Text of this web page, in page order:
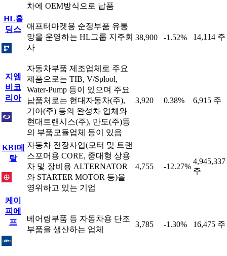
차에 OEM방식으로 납품
HL홀
딩스
애프터마켓용 순정부품 유통
망을 운영하는 HL그룹 지주회
사
38,900 -1.52% 14,114 주
지엠
비코
리아
자동차부품 제조업체로 주요
제품으로는 TIB, V/Splool,
Water-Pump 등이 있으며 주요
납품처로는 현대자동차(주),
기아(주) 등의 완성차 업체와
현대트랜시스(주), 만도(주)등
의 부품모듈업체 등이 있음
3,920 0.38% 6,915 주
KBI메
탈
자동차 전장사업(모터 및 트랜
스포머용 CORE, 중대형 상용
차 및 장비용 ALTERNATOR
와 STARTER MOTOR 등)을
영위하고 있는 기업
4,755 -12.27%
4,945,337
주
케이
피에
프
베어링부품 등 자동차용 단조
부품을 생산하는 업체
3,785 -1.30% 16,475 주